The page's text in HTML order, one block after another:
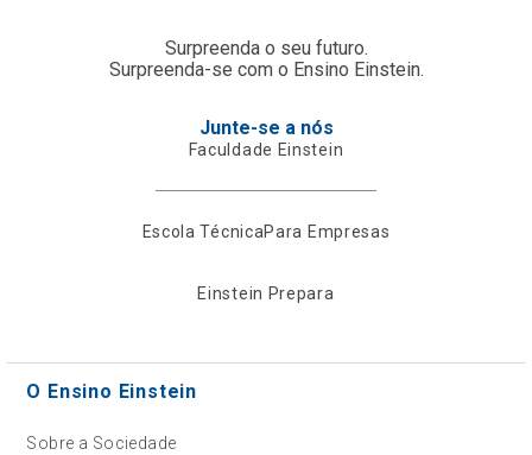
Surpreenda o seu futuro.
Surpreenda-se com o Ensino Einstein.
Junte-se a nós
Faculdade Einstein
Escola TécnicaPara Empresas
Einstein Prepara
O Ensino Einstein
Sobre a Sociedade